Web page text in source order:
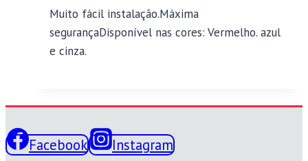
Muito fácil instalação.Máxima
segurançaDisponível nas cores: Vermelho. azul
e cinza.
Facebook Instagram